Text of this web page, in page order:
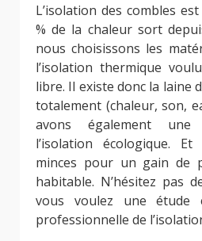
L’isolation des combles
% de la chaleur sort
nous choisissons les
l’isolation thermique
libre. Il existe donc la laine
totalement (chaleur, son,
avons également une
l’isolation écologique.
minces pour un gain de
habitable. N’hésitez pas
vous voulez une étude
professionnelle de